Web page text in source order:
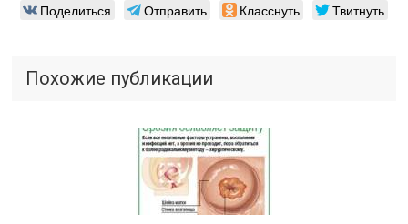
Поделиться Отправить Класснуть Твитнуть
Похожие публикации